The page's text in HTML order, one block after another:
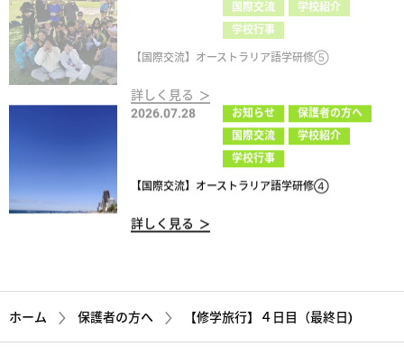
学校行事
【国際交流】オーストラリア語学研修⑤
2026.07.28 お知らせ
保護者の方へ
国際交流
学校紹介
学校行事
【国際交流】オーストラリア語学研修④
詳しく見る
ホーム 保護者の方へ 【修学旅行】４日目（最終日)